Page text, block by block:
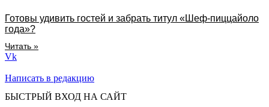
Готовы удивить гостей и забрать титул «Шеф-пиццайоло
года»?
Читать »
Vk
Написать в редакцию
БЫСТРЫЙ ВХОД НА САЙТ